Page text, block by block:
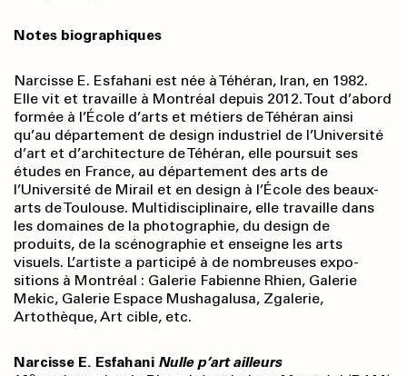
Notes biographiques
Narcisse E. Esfahani est née à Téhéran, Iran, en 1982.
Elle vit et travaille à Montréal depuis 2012. Tout d’abord
formée à l’École d’arts et métiers de Téhéran ainsi
qu’au département de design industriel de l’Université
d’art et d’architecture de Téhéran, elle poursuit ses
études en France, au département des arts de
l’Université de Mirail et en design à l’École des beaux-
arts de Toulouse. Multidisciplinaire, elle travaille dans
les domaines de la photographie, du design de
produits, de la scénographie et enseigne les arts
visuels. L’artiste a participé à de nombreuses expo­
sitions à Montréal : Galerie Fabienne Rhien, Galerie
Mekic, Galerie Espace Mushagalusa, Zgalerie,
Artothèque, Art cible, etc.
Narcisse E. Esfahani Nulle p’art ailleurs